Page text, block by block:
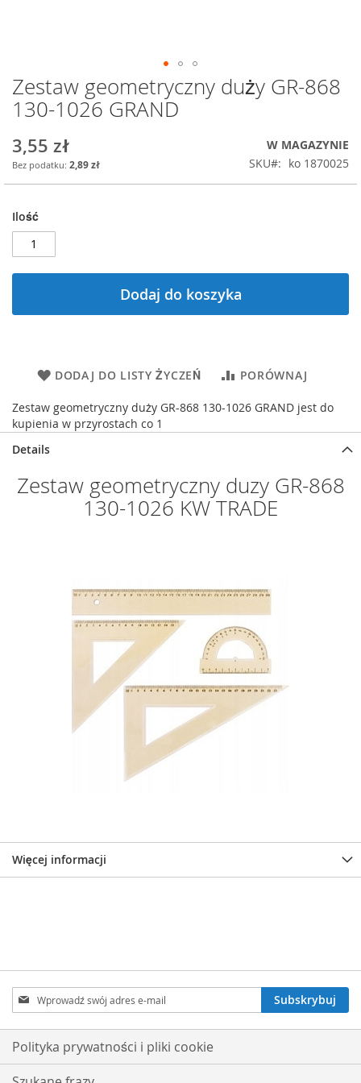
Przejdź
na
początek
Zestaw geometryczny duży GR-868
130-1026 GRAND
3,55 zł
2,89 zł
W MAGAZYNIE
SKU
ko 1870025
Ilość
Dodaj do koszyka
DODAJ DO LISTY ŻYCZEŃ PORÓWNAJ
Zestaw geometryczny duży GR-868 130-1026 GRAND jest do
kupienia w przyrostach co 1
Details
Zestaw geometryczny duzy GR-868
130-1026 KW TRADE
Więcej informacji
Subskrybuj
nasz
newsletter:
Subskrybuj
Polityka prywatności i pliki cookie